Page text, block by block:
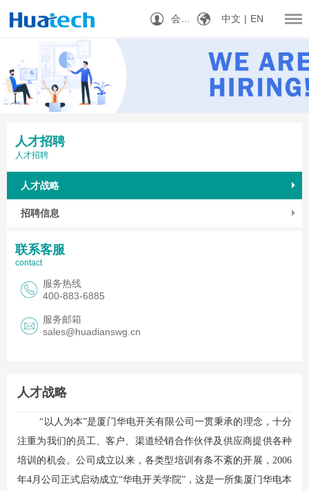
中文 | EN
人才招聘
人才招聘
人才战略
招聘信息
联系客服
contact
服务热线
400-883-6885
服务邮箱
sales@huadianswg.cn
人才战略
“以人为本”是厦门华电开关有限公司一贯秉承的理念，十分
注重为我们的员工、客户、渠道经销合作伙伴及供应商提供各种
培训的机会。公司成立以来，各类型培训有条不紊的开展，2006
年4月公司正式启动成立“华电开关学院”，这是一所集厦门华电本